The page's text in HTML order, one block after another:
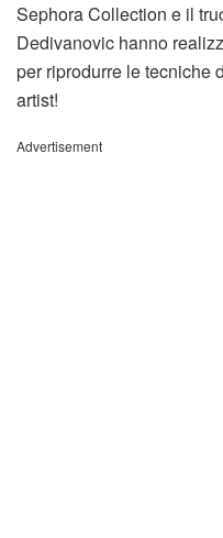
Sephora Collection e il
Dedivanovic hanno
per riprodurre le tecniche
artist!
Advertisement